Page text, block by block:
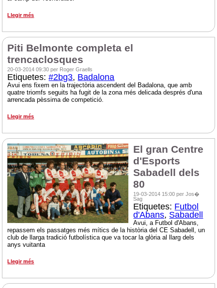
Llegir més
Piti Belmonte completa el
trencaclosques
20-03-2014 09:30 per Roger Graells
Etiquetes:#2bg3, Badalona
Avui ens fixem en la trajectòria ascendent del Badalona, que amb
quatre triomfs seguits ha fugit de la zona més delicada després d'una
arrencada pèssima de competició.
Llegir més
El gran Centre
d'Esports
Sabadell dels
80
19-03-2014 15:00 per Jos�
Sag
Etiquetes: Futbol
d'Abans, Sabadell
Avui, a Futbol d'Abans,
repassem els passatges més mítics de la història del CE Sabadell, un
club de llarga tradició futbolística que va tocar la glòria al llarg dels
anys vuitanta
Llegir més